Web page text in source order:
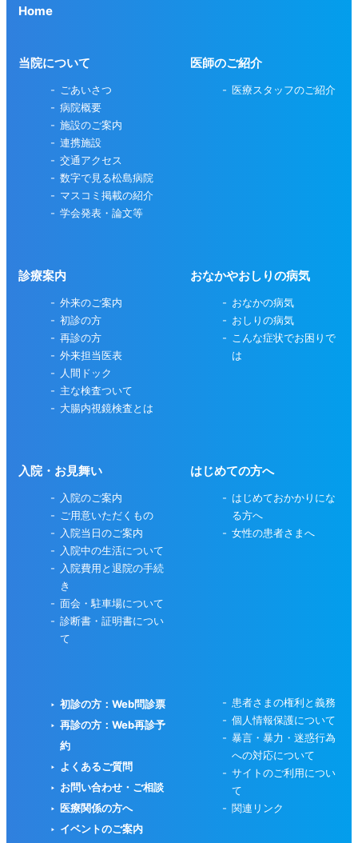
Home
当院について
ごあいさつ
病院概要
施設のご案内
連携施設
交通アクセス
数字で見る松島病院
マスコミ掲載の紹介
学会発表・論文等
医師のご紹介
医療スタッフのご紹介
診療案内
外来のご案内
初診の方
再診の方
外来担当医表
人間ドック
主な検査ついて
大腸内視鏡検査とは
おなかやおしりの病気
おなかの病気
おしりの病気
こんな症状でお困りで
は
入院・お見舞い
入院のご案内
ご用意いただくもの
入院当日のご案内
入院中の生活について
入院費用と退院の手続
き
面会・駐車場について
診断書・証明書につい
て
はじめての方へ
はじめておかかりにな
る方へ
女性の患者さまへ
初診の方：Web問診票
再診の方：Web再診予
約
よくあるご質問
お問い合わせ・ご相談
医療関係の方へ
イベントのご案内
患者さまの権利と義務
個人情報保護について
暴言・暴力・迷惑行為
への対応について
サイトのご利用につい
て
関連リンク